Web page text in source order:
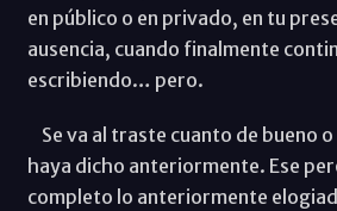
en público o en privado, en tu
ausencia, cuando finalmente
escribiendo… pero.
Se va al traste cuanto de bueno
haya dicho anteriormente. Ese
completo lo anteriormente